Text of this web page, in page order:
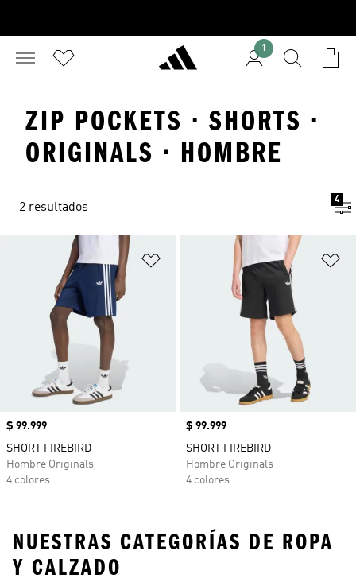
1
ZIP POCKETS · SHORTS ·
ORIGINALS · HOMBRE
2 resultados
4
Añadir a la lista de deseos
Precio
$ 99.999
SHORT FIREBIRD
Hombre Originals
4 colores
Precio
$ 99.999
SHORT FIREBIRD
Hombre Originals
4 colores
NUESTRAS CATEGORÍAS DE ROPA
Y CALZADO